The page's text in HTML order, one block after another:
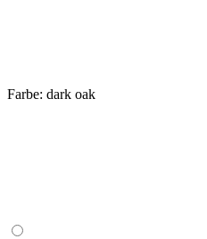
Farbe: dark oak